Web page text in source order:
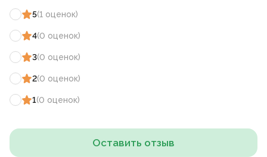
5(1 оценок)
4(0 оценок)
3(0 оценок)
2(0 оценок)
1(0 оценок)
Оставить отзыв